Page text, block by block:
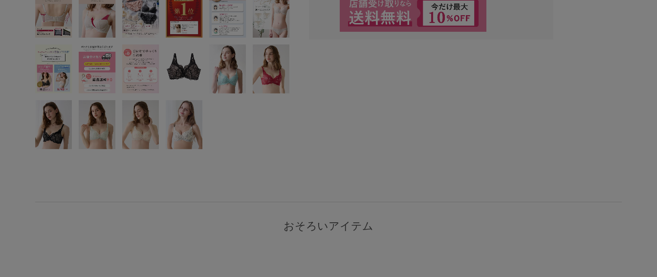
SS S
L LL 3L
S-AB S-CD
M-AB M-CD M-EF
L-AB L-CD
LL-EF
おそろいアイテム